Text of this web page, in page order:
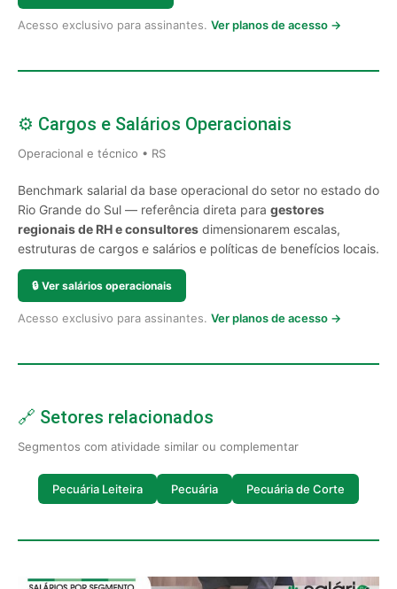
Acesso exclusivo para assinantes. Ver planos de acesso →
⚙️ Cargos e Salários Operacionais
Operacional e técnico • RS
Benchmark salarial da base operacional do setor no estado do
Rio Grande do Sul — referência direta para gestores
regionais de RH e consultores dimensionarem escalas,
estruturas de cargos e salários e políticas de benefícios locais.
🔒 Ver salários operacionais
Acesso exclusivo para assinantes. Ver planos de acesso →
🔗 Setores relacionados
Segmentos com atividade similar ou complementar
Pecuária Leiteira Pecuária Pecuária de Corte